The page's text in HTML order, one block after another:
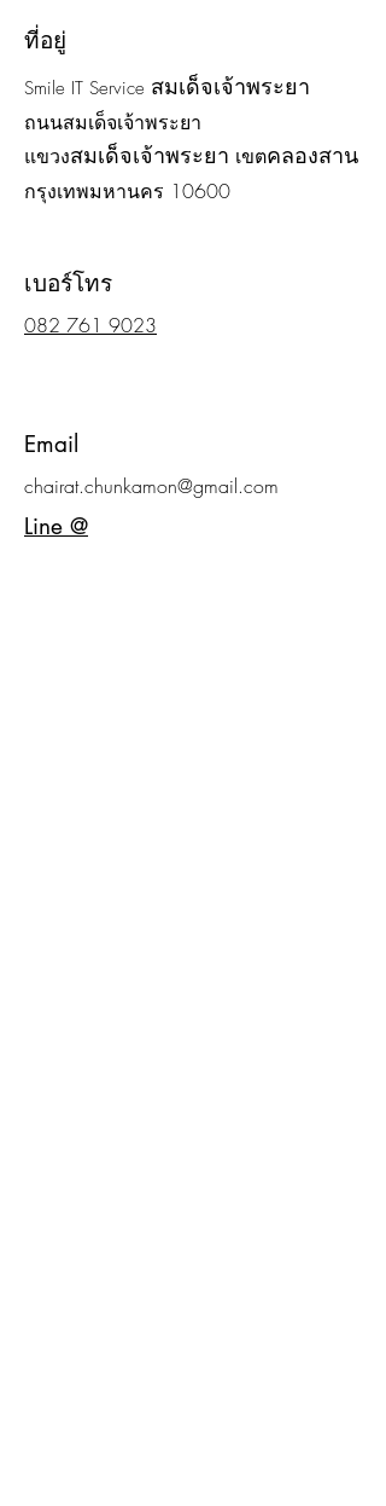
ที่อยู่
Smile IT Service สมเด็จเจ้าพระยา
ถนนสมเด็จเจ้าพระยา
แขวงสมเด็จเจ้าพระยา เขตคลองสาน
กรุงเทพมหานคร 10600
เบอร์โทร
082 761 9023
Email
chairat.chunkamon@gmail.com
Line @